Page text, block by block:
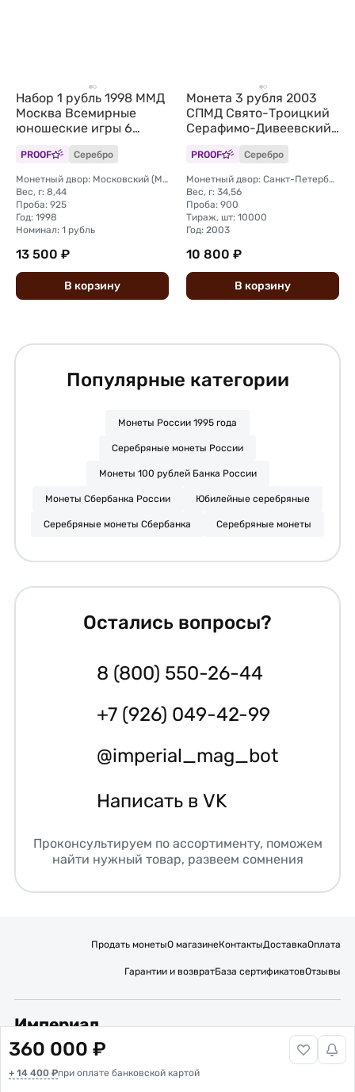
360 000 ₽
+ 14 400 ₽при оплате банковской картой
Набор 1 рубль 1998 ММД
Москва Всемирные
юношеские игры 6
монет (без упаковки)
PROOF Серебро
Монетный двор: Московский (ММД)
Вес, г: 8,44
Проба: 925
Год: 1998
Номинал: 1 рубль
13 500 ₽
В корзину
Монета 3 рубля 2003
СПМД Свято-Троицкий
Серафимо-Дивеевский
монастырь
PROOF Серебро
Монетный двор: Санкт-Петербургский (СПМД)
Вес, г: 34,56
Проба: 900
Тираж, шт: 10000
Год: 2003
10 800 ₽
В корзину
Популярные категории
Монеты России 1995 года
Серебряные монеты России
Монеты 100 рублей Банка России
Монеты Сбербанка России Юбилейные серебряные
Серебряные монеты Сбербанка Серебряные монеты
Остались вопросы?
8 (800) 550-26-44
+7 (926) 049-42-99
@imperial_mag_bot
Написать в VK
Проконсультируем по ассортименту, поможем
найти нужный товар, развеем сомнения
Продать монетыО магазинеКонтактыДоставкаОплата
Гарантии и возвратБаза сертификатовОтзывы
Империал
Подписывайтесь на нас:
Вакансии